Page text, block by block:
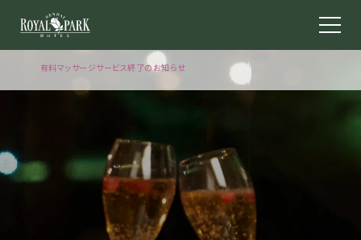
有料マッサージサービス終了のお知らせ
【2026年10月1日より】無料シャトルバスに関するお知らせ
【2026年5月～9月】中国料理「桂花苑」定休日のお知らせ